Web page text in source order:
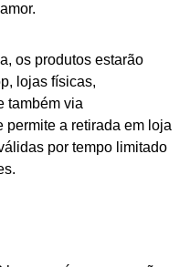
os produtos estarão
lojas físicas,
também via
a retirada em loja
por tempo limitado